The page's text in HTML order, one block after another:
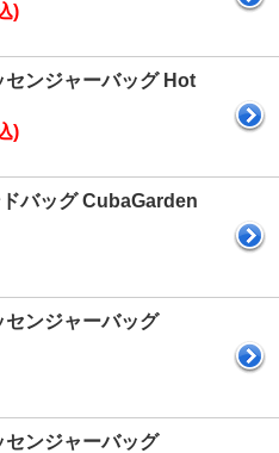
)
センジャーバッグ Hot
)
バッグ CubaGarden
センジャーバッグ
センジャーバッグ